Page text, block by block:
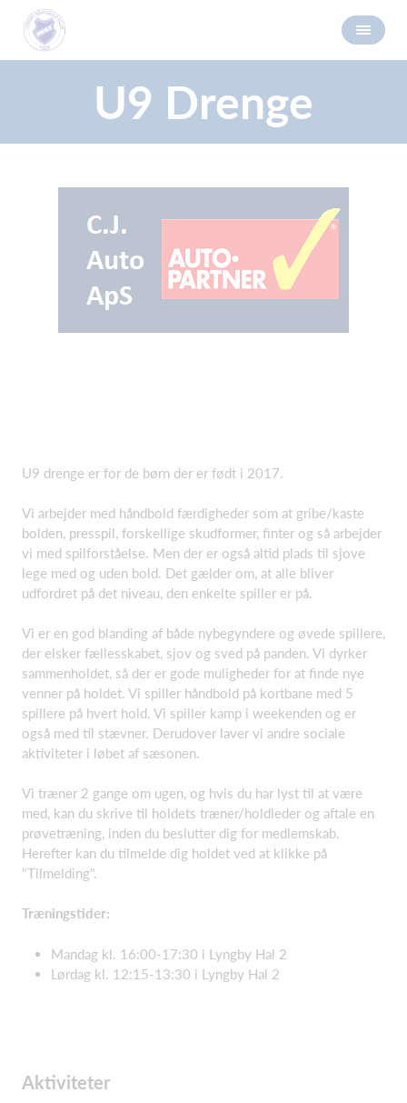
U9 Drenge
U9 drenge er for de børn der er født i 2017.
Vi arbejder med håndbold færdigheder som at gribe/kaste
bolden, presspil, forskellige skudformer, finter og så arbejder
vi med spilforståelse. Men der er også altid plads til sjove
lege med og uden bold. Det gælder om, at alle bliver
udfordret på det niveau, den enkelte spiller er på.
Vi er en god blanding af både nybegyndere og øvede spillere,
der elsker fællesskabet, sjov og sved på panden. Vi dyrker
sammenholdet, så der er gode muligheder for at finde nye
venner på holdet. Vi spiller håndbold på kortbane med 5
spillere på hvert hold. Vi spiller kamp i weekenden og er
også med til stævner. Derudover laver vi andre sociale
aktiviteter i løbet af sæsonen.
Vi træner 2 gange om ugen, og hvis du har lyst til at være
med, kan du skrive til holdets træner/holdleder og aftale en
prøvetræning, inden du beslutter dig for medlemskab.
Herefter kan du tilmelde dig holdet ved at klikke på
"Tilmelding".
Træningstider:
Mandag kl. 16:00-17:30 i Lyngby Hal 2
Lørdag kl. 12:15-13:30 i Lyngby Hal 2
Aktiviteter